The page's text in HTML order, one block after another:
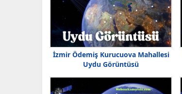
İzmir Ödemiş Kurucuova Mahallesi
Uydu Görüntüsü